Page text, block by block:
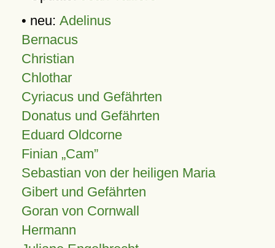
• neu: Adelinus
Bernacus
Christian
Chlothar
Cyriacus und Gefährten
Donatus und Gefährten
Eduard Oldcorne
Finian Cam
Sebastian von der heiligen Maria
Gibert und Gefährten
Goran von Cornwall
Hermann